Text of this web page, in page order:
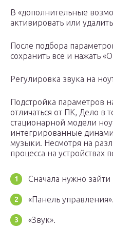
В «дополнительные
активировать или
После подбора
сохранить все и нажать
Регулировка звука на
Подстройка параметров
отличаться от ПК, Дело в
стационарной модели
интегрированные
музыки. Несмотря на
процесса на устройствах
Сначала нужно
«Панель управления».
«Звук».